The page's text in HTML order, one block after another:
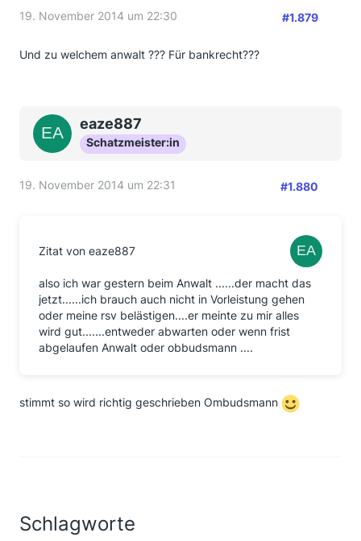
19. November 2014 um 22:30 #1.879
Und zu welchem anwalt ??? Für bankrecht???
eaze887
Schatzmeister:in
19. November 2014 um 22:31 #1.880
Zitat von eaze887
also ich war gestern beim Anwalt ......der macht das
jetzt......ich brauch auch nicht in Vorleistung gehen
oder meine rsv belästigen....er meinte zu mir alles
wird gut.......entweder abwarten oder wenn frist
abgelaufen Anwalt oder obbudsmann ....
stimmt so wird richtig geschrieben Ombudsmann
Schlagworte